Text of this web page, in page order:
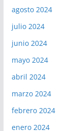
agosto 2024
julio 2024
junio 2024
mayo 2024
abril 2024
marzo 2024
febrero 2024
enero 2024